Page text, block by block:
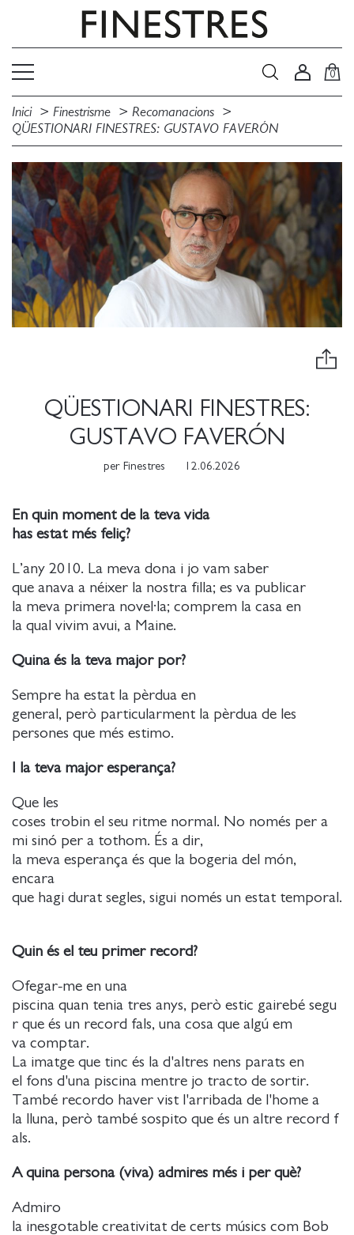
0
Inici Finestrisme
Recomanacions
QÜESTIONARI FINESTRES: GUSTAVO FAVERÓN
QÜESTIONARI FINESTRES:
GUSTAVO FAVERÓN
per Finestres 12.06.2026
En quin moment de la teva vida
has estat més feliç?
L’any 2010. La meva dona i jo vam saber
que anava a néixer la nostra filla; es va publicar
la meva primera novel·la; comprem la casa en
la qual vivim avui, a Maine.
Quina és la teva major por?
Sempre ha estat la pèrdua en
general, però particularment la pèrdua de les
persones que més estimo.
I la teva major esperança?
Que les
coses trobin el seu ritme normal. No només per a
mi sinó per a tothom. És a dir,
la meva esperança és que la bogeria del món,
encara
que hagi durat segles, sigui només un estat temporal.
Quin és el teu primer record?
Ofegar-me en una
piscina quan tenia tres anys, però estic gairebé segu
r que és un record fals, una cosa que algú em
va comptar.
La imatge que tinc és la d'altres nens parats en
el fons d'una piscina mentre jo tracto de sortir.
També recordo haver vist l'arribada de l'home a
la lluna, però també sospito que és un altre record f
als.
A quina persona (viva) admires més i per què?
Admiro
la inesgotable creativitat de certs músics com Bob